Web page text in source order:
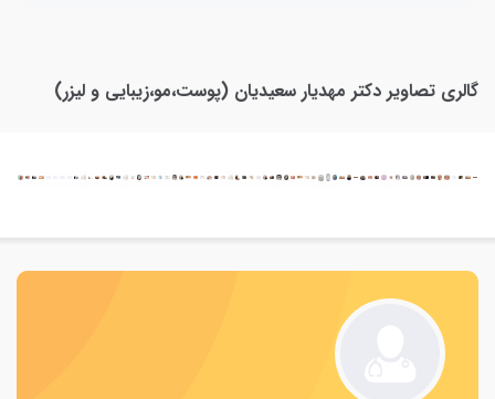
گالری تصاویر دکتر مهدیار سعیدیان (پوست،مو،زیبایی و لیزر)